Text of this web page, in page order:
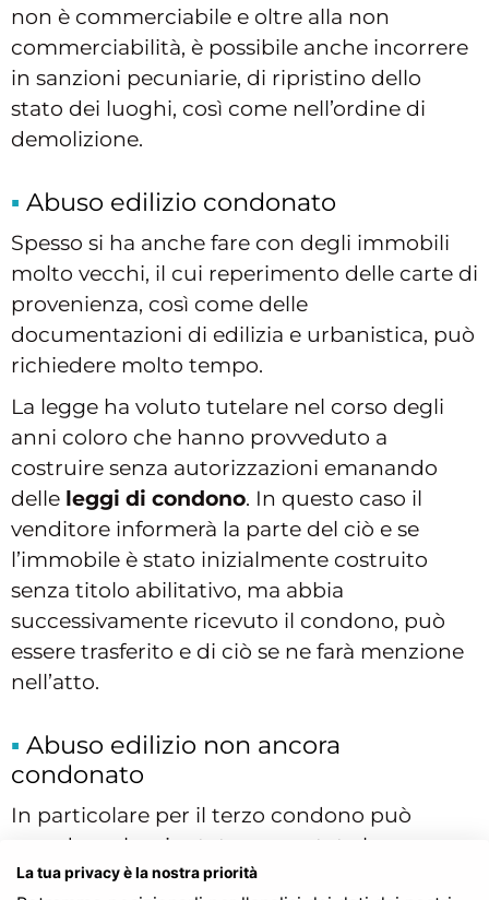
non è commerciabile e oltre alla non
commerciabilità, è possibile anche incorrere
in sanzioni pecuniarie, di ripristino dello
stato dei luoghi, così come nell’ordine di
demolizione.
Abuso edilizio condonato
Spesso si ha anche fare con degli immobili
molto vecchi, il cui reperimento delle carte di
provenienza, così come delle
documentazioni di edilizia e urbanistica, può
richiedere molto tempo.
La legge ha voluto tutelare nel corso degli
anni coloro che hanno provveduto a
costruire senza autorizzazioni emanando
delle leggi di condono. In questo caso il
venditore informerà la parte del ciò e se
l’immobile è stato inizialmente costruito
senza titolo abilitativo, ma abbia
successivamente ricevuto il condono, può
essere trasferito e di ciò se ne farà menzione
nell’atto.
Abuso edilizio non ancora
condonato
In particolare per il terzo condono può
accadere che sia stata presentata la
domanda in sanatoria, ma che al tempo
La tua privacy è la nostra priorità